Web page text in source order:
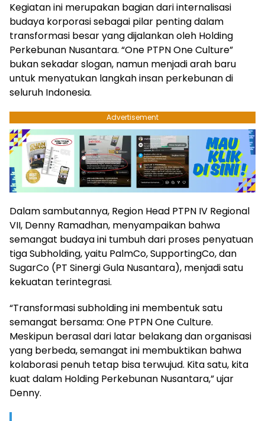
Kegiatan ini merupakan bagian dari internalisasi
budaya korporasi sebagai pilar penting dalam
transformasi besar yang dijalankan oleh Holding
Perkebunan Nusantara. “One PTPN One Culture”
bukan sekadar slogan, namun menjadi arah baru
untuk menyatukan langkah insan perkebunan di
seluruh Indonesia.
Advertisement
Dalam sambutannya, Region Head PTPN IV Regional
VII, Denny Ramadhan, menyampaikan bahwa
semangat budaya ini tumbuh dari proses penyatuan
tiga Subholding, yaitu PalmCo, SupportingCo, dan
SugarCo (PT Sinergi Gula Nusantara), menjadi satu
kekuatan terintegrasi.
“Transformasi subholding ini membentuk satu
semangat bersama: One PTPN One Culture.
Meskipun berasal dari latar belakang dan organisasi
yang berbeda, semangat ini membuktikan bahwa
kolaborasi penuh tetap bisa terwujud. Kita satu, kita
kuat dalam Holding Perkebunan Nusantara,” ujar
Denny.